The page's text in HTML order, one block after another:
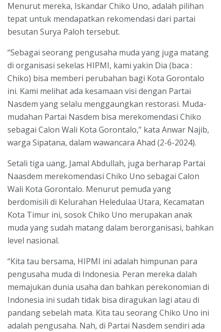
Menurut mereka, Iskandar Chiko Uno, adalah pilihan
tepat untuk mendapatkan rekomendasi dari partai
besutan Surya Paloh tersebut.
“Sebagai seorang pengusaha muda yang juga matang
di organisasi sekelas HIPMI, kami yakin Dia (baca :
Chiko) bisa memberi perubahan bagi Kota Gorontalo
ini. Kami melihat ada kesamaan visi dengan Partai
Nasdem yang selalu menggaungkan restorasi. Muda-
mudahan Partai Nasdem bisa merekomendasi Chiko
sebagai Calon Wali Kota Gorontalo,” kata Anwar Najib,
warga Sipatana, dalam wawancara Ahad (2-6-2024).
Setali tiga uang, Jamal Abdullah, juga berharap Partai
Naasdem merekomendasi Chiko Uno sebagai Calon
Wali Kota Gorontalo. Menurut pemuda yang
berdomisili di Kelurahan Heledulaa Utara, Kecamatan
Kota Timur ini, sosok Chiko Uno merupakan anak
muda yang sudah matang dalam berorganisasi, bahkan
level nasional.
“Kita tau bersama, HIPMI ini adalah himpunan para
pengusaha muda di Indonesia. Peran mereka dalah
memajukan dunia usaha dan bahkan perekonomian di
Indonesia ini sudah tidak bisa diragukan lagi atau di
pandang sebelah mata. Kita tau seorang Chiko Uno ini
adalah pengusaha. Nah, di Partai Nasdem sendiri ada